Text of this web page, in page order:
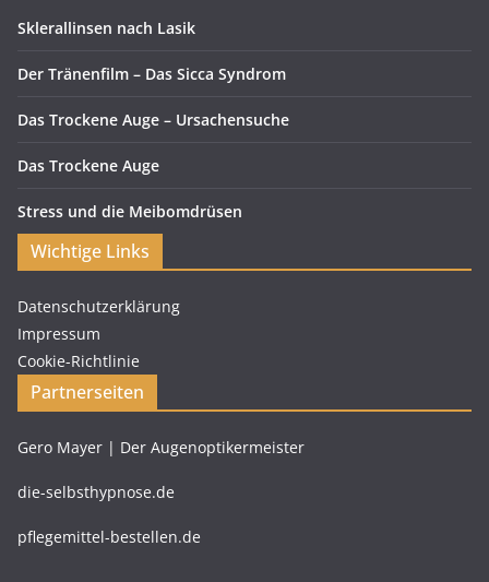
Sklerallinsen nach Lasik
Der Tränenfilm – Das Sicca Syndrom
Das Trockene Auge – Ursachensuche
Das Trockene Auge
Stress und die Meibomdrüsen
Wichtige Links
Datenschutzerklärung
Impressum
Cookie-Richtlinie
Partnerseiten
Gero Mayer | Der Augenoptikermeister
die-selbsthypnose.de
pflegemittel-bestellen.de